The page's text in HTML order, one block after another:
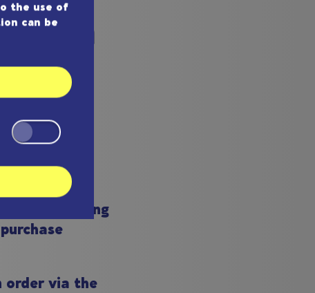
and
our online
a binding
order via the
the use of
can be